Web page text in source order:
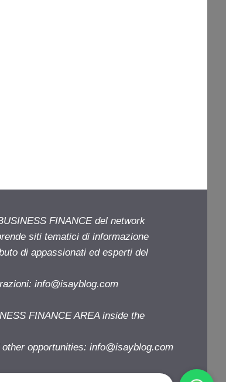
FINANCE del network
siti tematici di informazione
di appassionati ed esperti del
info@isayblog.com
FINANCE AREA inside the
opportunities: info@isayblog.com